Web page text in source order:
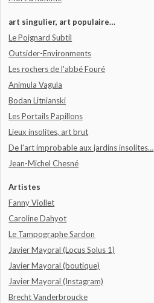
art singulier, art populaire…
Le Poignard Subtil
Outsider-Environments
Les rochers de l'abbé Fouré
Animula Vagula
Bodan Litnianski
Les Portails Papillons
Lieux insolites, art brut
De l'art improbable aux jardins insolites…
Jean-Michel Chesné
Artistes
Fanny Viollet
Caroline Dahyot
Le Tampographe Sardon
Javier Mayoral (Locus Solus 1)
Javier Mayoral (boutique)
Javier Mayoral (Instagram)
Brecht Vanderbroucke